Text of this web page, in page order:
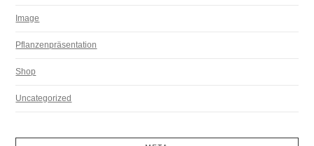
Image
Pflanzenpräsentation
Shop
Uncategorized